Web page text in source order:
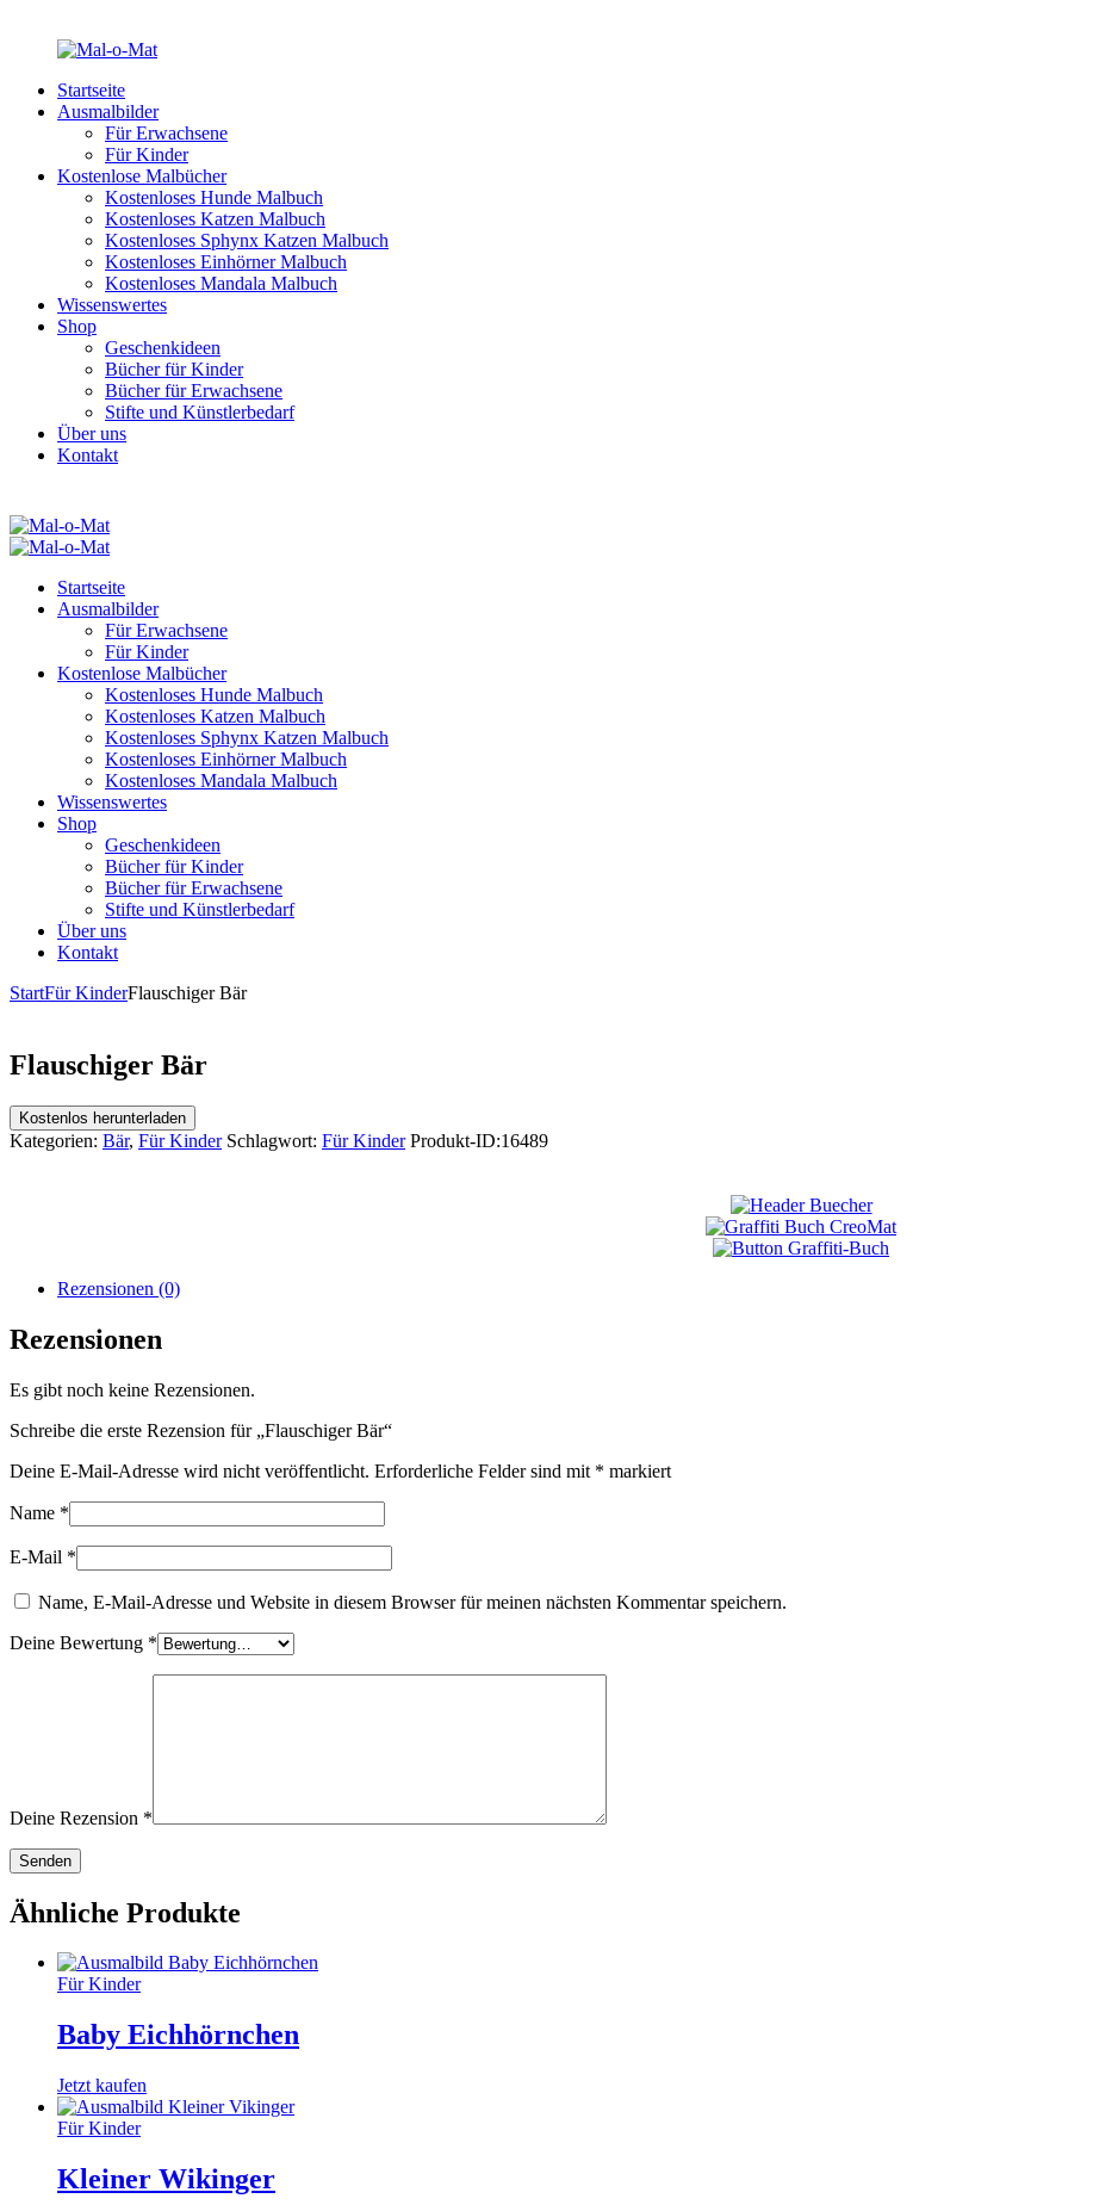
Startseite
Ausmalbilder
Für Erwachsene
Für Kinder
Kostenlose Malbücher
Kostenloses Hunde Malbuch
Kostenloses Katzen Malbuch
Kostenloses Sphynx Katzen Malbuch
Kostenloses Einhörner Malbuch
Kostenloses Mandala Malbuch
Wissenswertes
Shop
Geschenkideen
Bücher für Kinder
Bücher für Erwachsene
Stifte und Künstlerbedarf
Über uns
Kontakt
Startseite
Ausmalbilder
Für Erwachsene
Für Kinder
Kostenlose Malbücher
Kostenloses Hunde Malbuch
Kostenloses Katzen Malbuch
Kostenloses Sphynx Katzen Malbuch
Kostenloses Einhörner Malbuch
Kostenloses Mandala Malbuch
Wissenswertes
Shop
Geschenkideen
Bücher für Kinder
Bücher für Erwachsene
Stifte und Künstlerbedarf
Über uns
Kontakt
StartFür KinderFlauschiger Bär
Flauschiger Bär
Kostenlos herunterladen
Kategorien: Bär, Für Kinder Schlagwort: Für Kinder Produkt-ID:16489
Rezensionen (0)
Rezensionen
Es gibt noch keine Rezensionen.
Schreibe die erste Rezension für „Flauschiger Bär“
Deine E-Mail-Adresse wird nicht veröffentlicht. Erforderliche Felder sind mit * markiert
Name *
E-Mail *
Name, E-Mail-Adresse und Website in diesem Browser für meinen nächsten Kommentar speichern.
Deine Bewertung *
Deine Rezension *
Ähnliche Produkte
Für Kinder
Baby Eichhörnchen
Jetzt kaufen
Für Kinder
Kleiner Wikinger